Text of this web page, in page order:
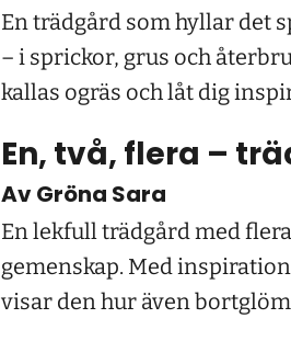
En trädgård som hyllar det
– i sprickor, grus och
kallas ogräs och låt dig
En, två, flera –
Av Gröna Sara
En lekfull trädgård med
gemenskap. Med
visar den hur även